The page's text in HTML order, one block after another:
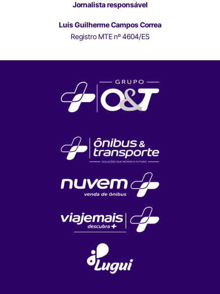
Jornalista responsável
Luís Guilherme Campos Correa
Registro MTE nº 4604/ES